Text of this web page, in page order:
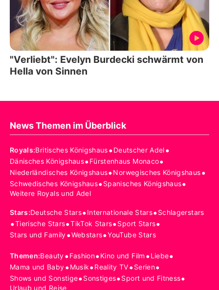
"Verliebt": Evelyn Burdecki schwärmt von
Hella von Sinnen
News Themen im Überblick
Royals:Britisches Königshaus•Deutscher Adel•
Dänisches Königshaus•Fürstenhaus Monaco•
Niederländisches Königshaus•Norwegisches Königshaus•
Schwedisches Königshaus•Spanisches Königshaus•
Weitere Royals und Adel
Stars:Deutsche Stars•Internationale Stars•Schlagerstars
•Tierische Stars•TikTok Stars•Sport Stars•
Stars und Family•Webstars•YouTube Stars
Themen:Beauty•Fashion•Kino und Film •Liebe•
Mama und Baby•Musik•Reality TV•Serien•
Shows und Sonstige•Sonstiges•Sport und Fitness•
Urlaub und Reise